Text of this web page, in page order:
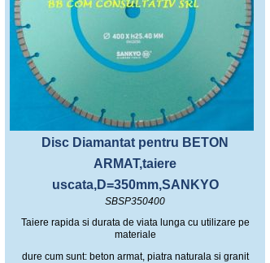
Disc Diamantat pentru BETON
ARMAT,taiere
uscata,D=350mm,SANKYO
SBSP350400
Taiere rapida si durata de viata lunga cu utilizare pe
materiale
dure cum sunt: beton armat, piatra naturala si granit